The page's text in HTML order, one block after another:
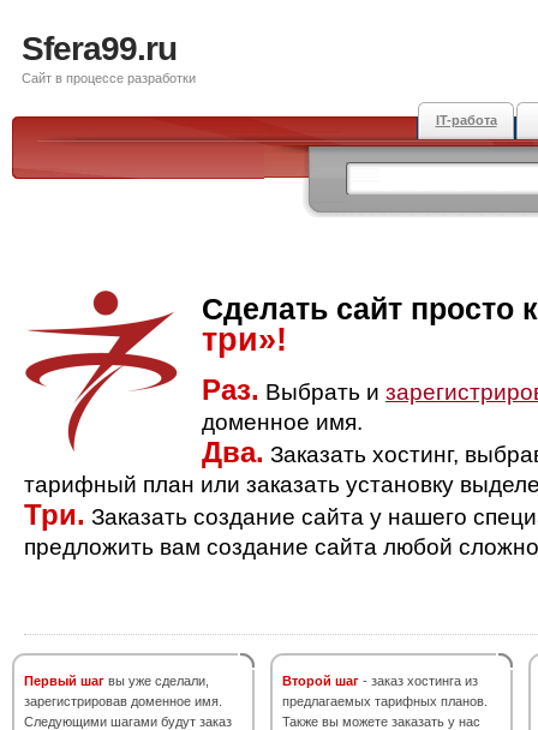
Sfera99.ru
Сайт в процессе разработки
IT-работа
Сделать сайт просто
три»!
Раз. Выбрать и
доменное имя.
Два. Заказать хостинг,
тарифный план или заказать установку
Три. Заказать создание сайта у нашего
предложить вам создание сайта любой
Первый шаг вы уже сделали,
зарегистрировав доменное имя.
Следующими шагами будут заказ
Второй шаг - заказ хостинга из
предлагаемых тарифных планов.
Также вы можете заказать у нас